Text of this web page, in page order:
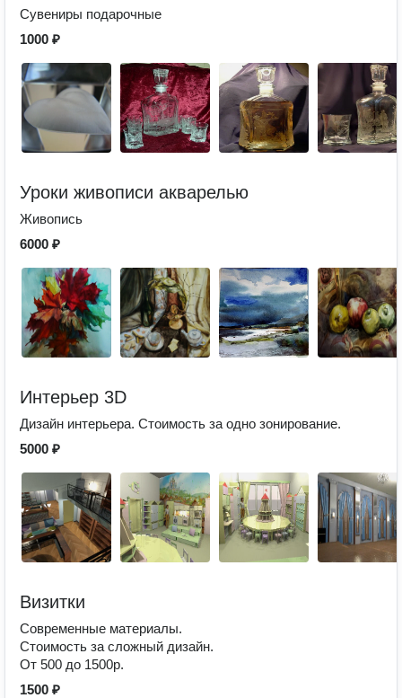
Сувениры подарочные
1000 ₽
Уроки живописи акварелью
Живопись
6000 ₽
Интерьер 3D
Дизайн интерьера. Стоимость за одно зонирование.
5000 ₽
Визитки
Современные материалы.
Стоимость за сложный дизайн.
От 500 до 1500р.
1500 ₽